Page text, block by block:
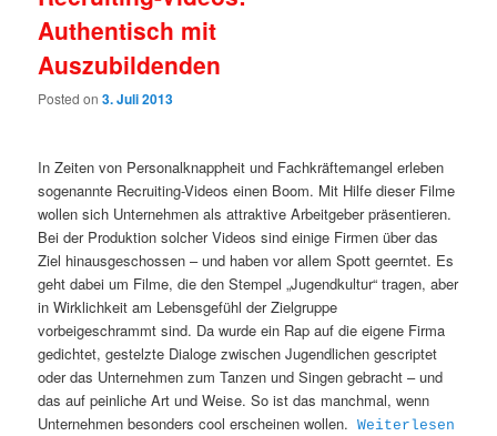
Authentisch mit
Auszubildenden
Posted on3. Juli 2013
In Zeiten von Personalknappheit und Fachkräftemangel erleben
sogenannte Recruiting-Videos einen Boom. Mit Hilfe dieser Filme
wollen sich Unternehmen als attraktive Arbeitgeber präsentieren.
Bei der Produktion solcher Videos sind einige Firmen über das
Ziel hinausgeschossen – und haben vor allem Spott geerntet. Es
geht dabei um Filme, die den Stempel „Jugendkultur“ tragen, aber
in Wirklichkeit am Lebensgefühl der Zielgruppe
vorbeigeschrammt sind. Da wurde ein Rap auf die eigene Firma
gedichtet, gestelzte Dialoge zwischen Jugendlichen gescriptet
oder das Unternehmen zum Tanzen und Singen gebracht – und
das auf peinliche Art und Weise. So ist das manchmal, wenn
Unternehmen besonders cool erscheinen wollen.
Weiterlesen